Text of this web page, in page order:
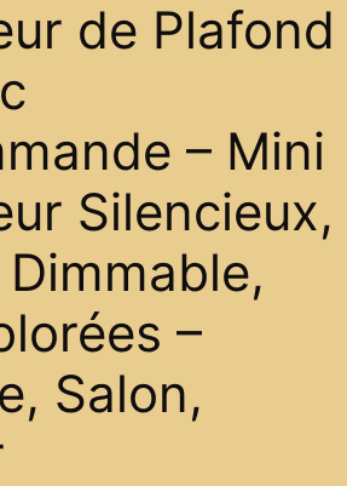
de Plafond
– Mini
Silencieux,
–
Salon,